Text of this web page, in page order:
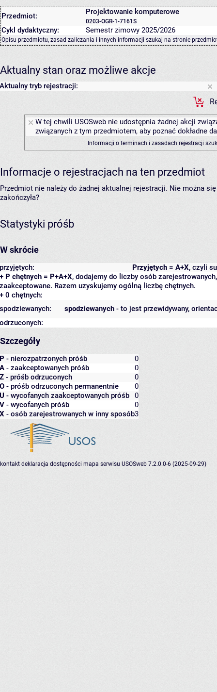
Przedmiot: Projektowanie komputerowe
0203-OGR-1-7161S
Cykl dydaktyczny: Semestr zimowy 2025/2026
Opisu przedmiotu, zasad zaliczania i innych informacji szukaj na stronie
Aktualny stan oraz możliwe akcje
Aktualny tryb rejestracji:
W tej chwili USOSweb nie udostępnia żadnej akcji
związanych z tym przedmiotem, aby poznać dokładne
Informacji o terminach i zasadach rejestracji
Informacje o rejestracjach na ten przedmiot
Przedmiot nie należy do żadnej aktualnej rejestracji. Nie można
zakończyła?
Statystyki próśb
W skrócie
Przyjętych = A+X, czyli
przyjętych:
+ P chętnych = P+A+X, dodajemy do liczby osób
zaakceptowane. Razem uzyskujemy ogólną liczbę chętnych.
+ 0 chętnych:
spodziewanych - to jest przewidywany,
spodziewanych:
odrzuconych:
Szczegóły
P - nierozpatrzonych próśb
0
A - zaakceptowanych próśb
0
Z - próśb odrzuconych
0
O - próśb odrzuconych permanentnie
0
U - wycofanych zaakceptowanych próśb
0
V - wycofanych próśb
0
X - osób zarejestrowanych w inny sposób3
kontakt deklaracja dostępności mapa serwisu USOSweb 7.2.0.0-6 (2025-09-29)